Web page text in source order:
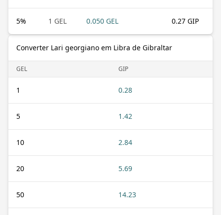
5% 1 GEL 0.050 GEL 0.27 GIP
Converter Lari georgiano em Libra de Gibraltar
GEL GIP
1 0.28
5 1.42
10 2.84
20 5.69
50 14.23